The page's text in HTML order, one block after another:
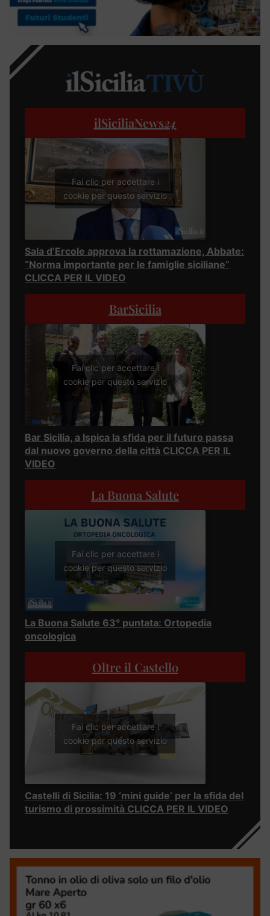
ilSiciliaNews24
Fai clic per accettare i
cookie per questo servizio
Sala d’Ercole approva la rottamazione, Abbate:
“Norma importante per le famiglie siciliane”
CLICCA PER IL VIDEO
BarSicilia
Fai clic per accettare i
cookie per questo servizio
Bar Sicilia, a Ispica la sfida per il futuro passa
dal nuovo governo della città CLICCA PER IL
VIDEO
La Buona Salute
Fai clic per accettare i
cookie per questo servizio
La Buona Salute 63° puntata: Ortopedia
oncologica
Oltre il Castello
Fai clic per accettare i
cookie per questo servizio
Castelli di Sicilia: 19 ‘mini guide’ per la sfida del
turismo di prossimità CLICCA PER IL VIDEO